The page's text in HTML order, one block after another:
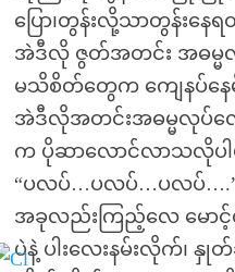
ပြော၊တွန်းလို့သာတွန်းနေ
အဲဒီလို ဇွတ်အတင်း အဓမ္
မသိစိတ်တွေက ကျေနပ်နေ
အဲဒီလိုအတင်းအဓမ္မလုပ်လ
က ပိုဆာလောင်လာသလိုပါ
“ပလပ်…ပလပ်…ပလပ်….”
အခုလည်းကြည့်လေ မော
ပဲနဲ့ ပါးလေးနမ်းလိုက်၊ နှု